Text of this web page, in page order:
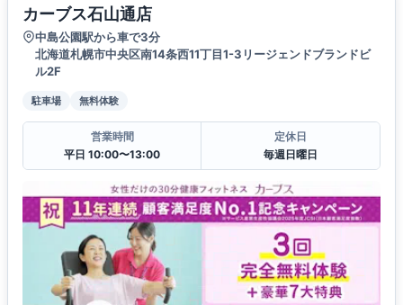
カーブス石山通店
中島公園駅から車で3分
北海道札幌市中央区南14条西11丁目1-3リージェンドブランドビ
ル2F
駐車場 無料体験
営業時間
平日 10:00〜13:00
定休日
毎週日曜日